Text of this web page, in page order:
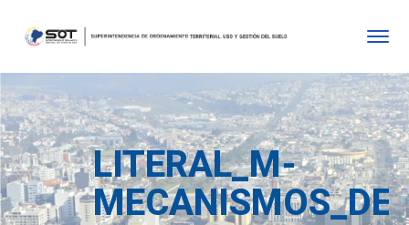
LITERAL_M-